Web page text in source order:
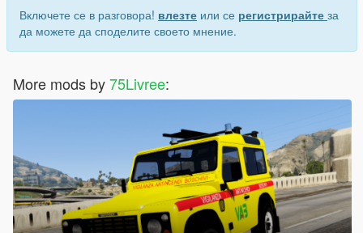
Включете се в разговора! влезте или се регистрирайте за
да можете да споделите своето мнение.
More mods by75Livree: